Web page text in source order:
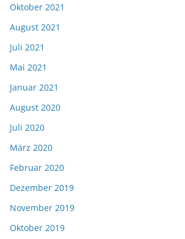
Oktober 2021
August 2021
Juli 2021
Mai 2021
Januar 2021
August 2020
Juli 2020
März 2020
Februar 2020
Dezember 2019
November 2019
Oktober 2019